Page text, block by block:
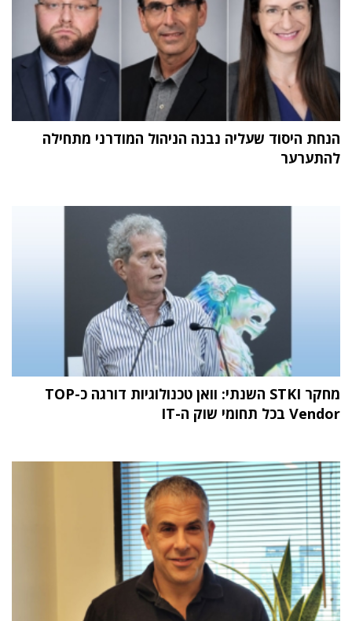
הנחת היסוד שעליה נבנה הניהול המודרני מתחילה
להתערער
מחקר STKI השנתי: וואן טכנולוגיות דורגה כ-TOP
Vendor בכל תחומי שוק ה-IT